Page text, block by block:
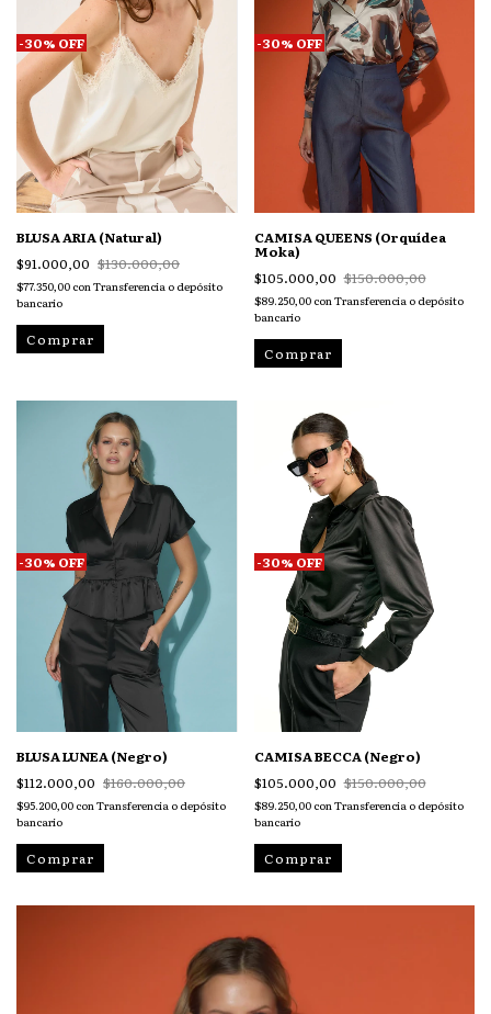
-30% OFF
BLUSA ARIA (Natural)
$91.000,00 $130.000,00
$77.350,00 conTransferencia o depósito
bancario
Comprar
-30% OFF
CAMISA QUEENS (Orquídea
Moka)
$105.000,00 $150.000,00
$89.250,00 conTransferencia o depósito
bancario
Comprar
-30% OFF
BLUSA LUNEA (Negro)
$112.000,00 $160.000,00
$95.200,00 conTransferencia o depósito
bancario
Comprar
-30% OFF
CAMISA BECCA (Negro)
$105.000,00 $150.000,00
$89.250,00 conTransferencia o depósito
bancario
Comprar